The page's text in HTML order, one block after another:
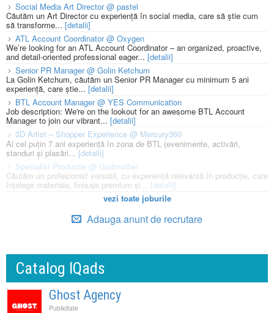
Social Media Art Director @ pastel
Căutăm un Art Director cu experiență în social media, care să știe cum
să transforme... [detalii]
ATL Account Coordinator @ Oxygen
We’re looking for an ATL Account Coordinator – an organized, proactive,
and detail-oriented professional eager... [detalii]
Senior PR Manager @ Golin Ketchum
La Golin Ketchum, căutăm un Senior PR Manager cu minimum 5 ani
experiență, care știe... [detalii]
BTL Account Manager @ YES Communication
Job description: We're on the lookout for an awesome BTL Account
Manager to join our vibrant... [detalii]
3D Artist – Shopper Experience @ Mercury360
Ai cel puțin 7 ani experiență în zona de BTL (evenimente, activări,
standuri și plasări...[detalii]
Specialist Productie @ Godmother
Căutăm un profesionist versatil, cu experiență relevantă în producție, care
înțelege materiale, finisaje premium și... [detalii]
vezi toate joburile
Adauga anunt de recrutare
Catalog IQads
Ghost Agency
Publicitate